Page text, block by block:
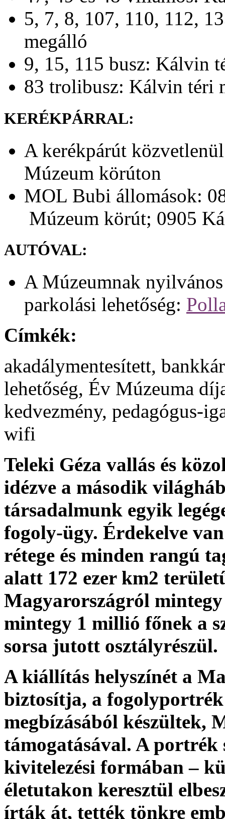
5, 7, 8, 107, 110, 112,
megálló
9, 15, 115 busz: Kálvin
83 trolibusz: Kálvin téri
KERÉKPÁRRAL:
A kerékpárút
Múzeum körúton
MOL Bubi állomások:
Múzeum körút; 0905
AUTÓVAL:
A Múzeumnak
parkolási lehetőség:
Címkék:
akadálymentesített,
lehetőség, Év Múzeuma
kedvezmény, pedagógus-
wifi
Teleki Géza vallás és
idézve a második
társadalmunk egyik
fogoly-ügy. Érdekelve
rétege és minden rangú
alatt 172 ezer km2
Magyarországról
mintegy 1 millió főnek a
sorsa jutott
A kiállítás helyszínét a
biztosítja, a
megbízásából készültek,
támogatásával. A
kivitelezési formában –
életutakon keresztül
írták át, tették tönkre